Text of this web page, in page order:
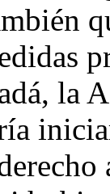
la